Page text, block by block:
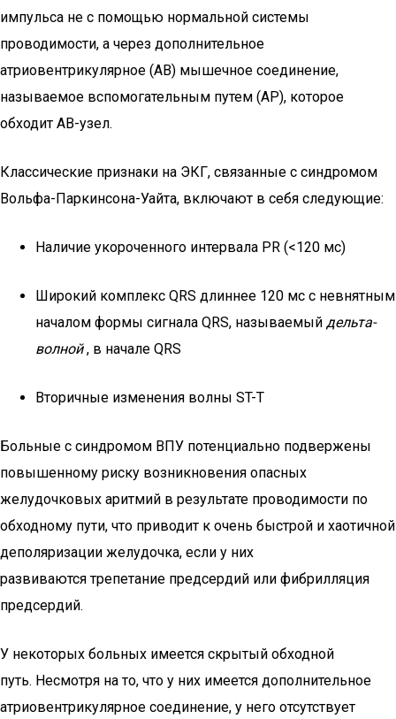
импульса не с помощью нормальной системы
проводимости, а через дополнительное
атриовентрикулярное (АВ) мышечное соединение,
называемое вспомогательным путем (AP), которое
обходит АВ-узел.
Классические признаки на ЭКГ, связанные с синдромом
Вольфа-Паркинсона-Уайта, включают в себя следующие:
Наличие укороченного интервала PR (<120 мс)
Широкий комплекс QRS длиннее 120 мс с невнятным
началом формы сигнала QRS, называемый дельта-
волной, в начале QRS
Вторичные изменения волны ST-T
Больные с синдромом ВПУ потенциально подвержены
повышенному риску возникновения опасных
желудочковых аритмий в результате проводимости по
обходному пути, что приводит к очень быстрой и хаотичной
деполяризации желудочка, если у них
развиваются трепетание предсердий или фибрилляция
предсердий.
У некоторых больных имеется скрытый обходной
путь. Несмотря на то, что у них имеется дополнительное
атриовентрикулярное соединение, у него отсутствует